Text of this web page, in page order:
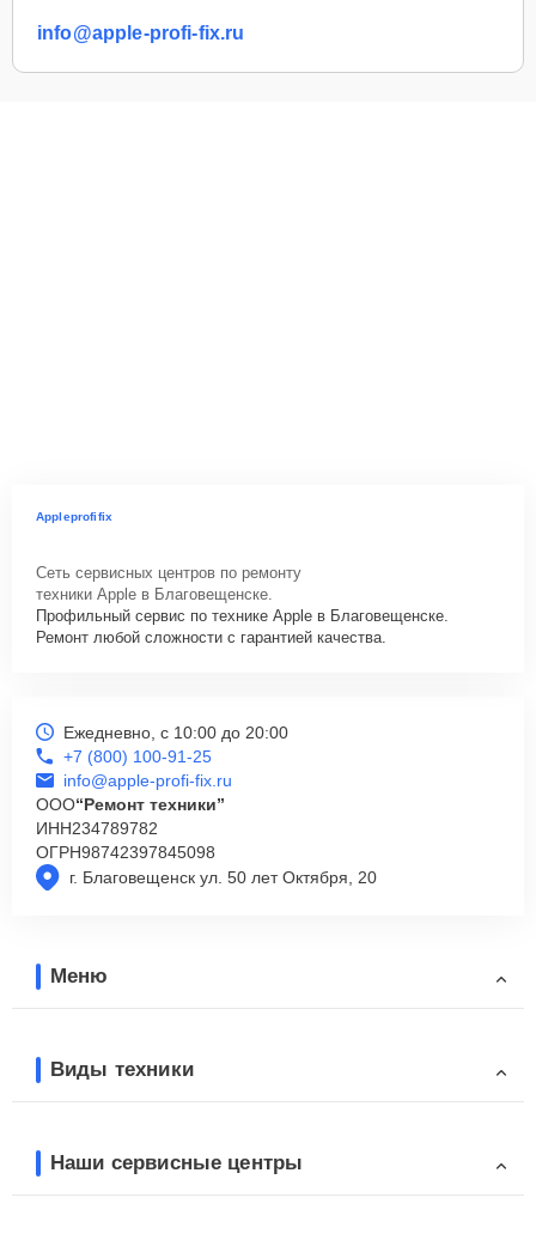
info@apple-profi-fix.ru
Appleprofifix
Сеть сервисных центров по ремонту
техники Apple в Благовещенске.
Профильный сервис по технике Apple в Благовещенске.
Ремонт любой сложности с гарантией качества.
г. Благовещенск ул. 50 лет Октября, 20
Ежедневно, с 10:00 до 20:00
+7 (800) 100-91-25
info@apple-profi-fix.ru
ООО“Ремонт техники”
ИНН234789782
ОГРН98742397845098
Меню
Виды техники
Наши сервисные центры